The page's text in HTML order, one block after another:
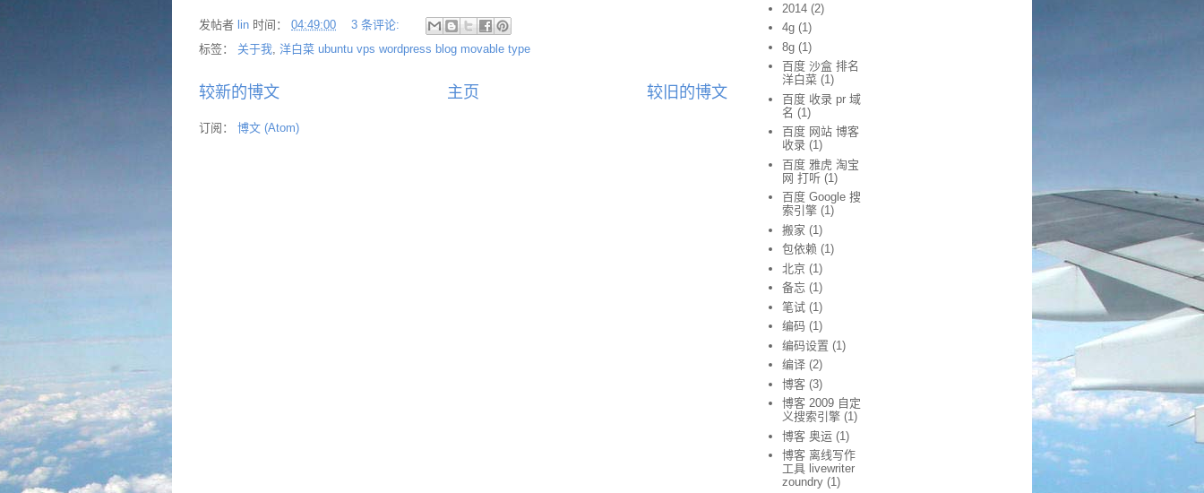
发帖者 lin 时间： 04:49:00
3 条评论:
标签： 关于我, 洋白菜 ubuntu vps wordpress blog movable type
较新的博文 较旧的博文
主页
订阅： 博文 (Atom)
2014 (2)
4g (1)
8g (1)
百度 沙盒 排名
洋白菜 (1)
百度 收录 pr 域
名 (1)
百度 网站 博客
收录 (1)
百度 雅虎 淘宝
网 打听 (1)
百度 Google 搜
索引擎 (1)
搬家 (1)
包依赖 (1)
北京 (1)
备忘 (1)
笔试 (1)
编码 (1)
编码设置 (1)
编译 (2)
博客 (3)
博客 2009 自定
义搜索引擎 (1)
博客 奥运 (1)
博客 离线写作
工具 livewriter
zoundry (1)